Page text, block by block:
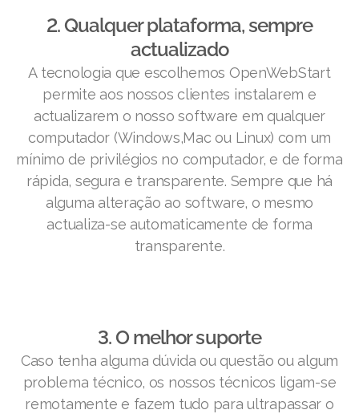
2. Qualquer plataforma, sempre
actualizado
A tecnologia que escolhemos OpenWebStart
permite aos nossos clientes instalarem e
actualizarem o nosso software em qualquer
computador (Windows,Mac ou Linux) com um
mínimo de privilégios no computador, e de forma
rápida, segura e transparente. Sempre que há
alguma alteração ao software, o mesmo
actualiza-se automaticamente de forma
transparente.
3. O melhor suporte
Caso tenha alguma dúvida ou questão ou algum
problema técnico, os nossos técnicos ligam-se
remotamente e fazem tudo para ultrapassar o